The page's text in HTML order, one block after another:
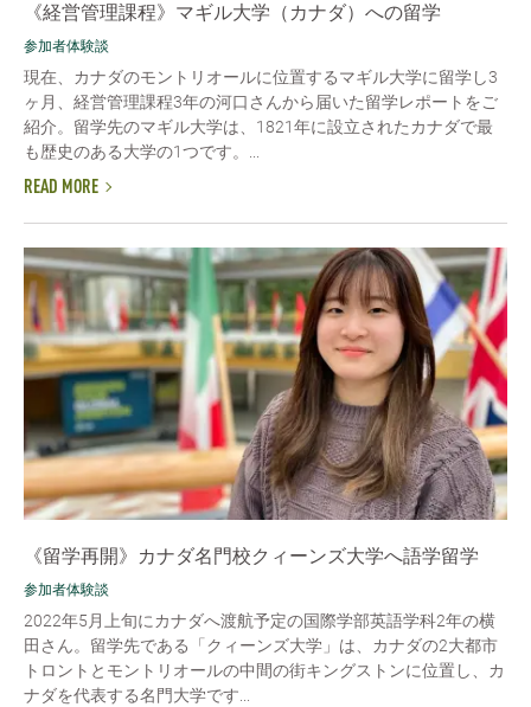
《経営管理課程》マギル大学（カナダ）への留学
参加者体験談
現在、カナダのモントリオールに位置するマギル大学に留学し3
ヶ月、経営管理課程3年の河口さんから届いた留学レポートをご
紹介。留学先のマギル大学は、1821年に設立されたカナダで最
も歴史のある大学の1つです。...
READ MORE
《留学再開》カナダ名門校クィーンズ大学へ語学留学
参加者体験談
2022年5月上旬にカナダへ渡航予定の国際学部英語学科2年の横
田さん。留学先である「クィーンズ大学」は、カナダの2大都市
トロントとモントリオールの中間の街キングストンに位置し、カ
ナダを代表する名門大学です...